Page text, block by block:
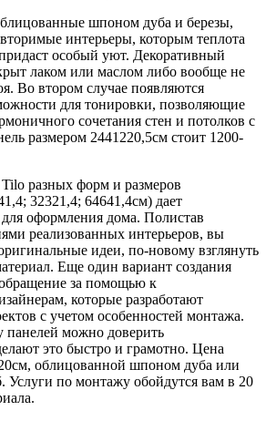
шпоном дуба и березы,
интерьеры, которым теплота
особый уют. Декоративный
лаком или маслом либо вообще не
Во втором случае появляются
для тонировки, позволяющие
сочетания стен и потолков с
размером 2441220,5см стоит 1200-
разных форм и размеров
32321,4; 64641,4см) дает
оформления дома. Полистав
реализованных интерьеров, вы
идеи, по-новому взглянуть
Еще один вариант создания
за помощью к
которые разработают
с учетом особенностей монтажа.
панелей можно доверить
это быстро и грамотно. Цена
облицованной шпоном дуба или
Услуги по монтажу обойдутся вам в 20